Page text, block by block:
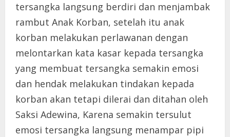
tersangka langsung berdiri dan menjambak
rambut Anak Korban, setelah itu anak
korban melakukan perlawanan dengan
melontarkan kata kasar kepada tersangka
yang membuat tersangka semakin emosi
dan hendak melakukan tindakan kepada
korban akan tetapi dilerai dan ditahan oleh
Saksi Adewina, Karena semakin tersulut
emosi tersangka langsung menampar pipi